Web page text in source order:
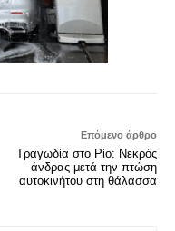
Επόμενο άρθρο
Τραγωδία στο Ρίο: Νεκρός
άνδρας μετά την πτώση
αυτοκινήτου στη θάλασσα